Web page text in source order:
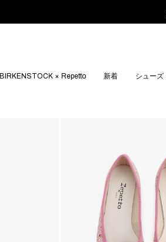
BIRKENSTOCK × Repetto 新着 シューズ